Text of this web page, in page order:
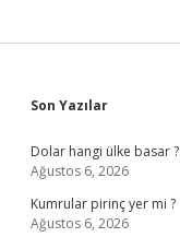
Sidebar
Son Yazılar
Dolar hangi ülke basar ?
Ağustos 6, 2026
Kumrular pirinç yer mi ?
Ağustos 6, 2026